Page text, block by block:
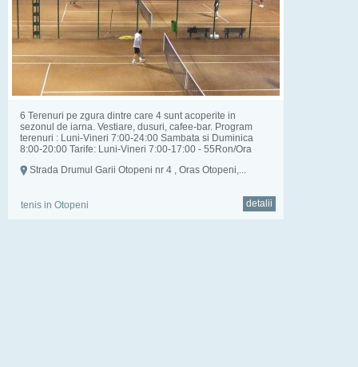
6 Terenuri pe zgura dintre care 4 sunt acoperite in
sezonul de iarna. Vestiare, dusuri, cafee-bar. Program
terenuri : Luni-Vineri 7:00-24:00 Sambata si Duminica
8:00-20:00 Tarife: Luni-Vineri 7:00-17:00 - 55Ron/Ora
Strada Drumul Garii Otopeni nr 4 , Oras Otopeni,...
tenis in Otopeni detalii